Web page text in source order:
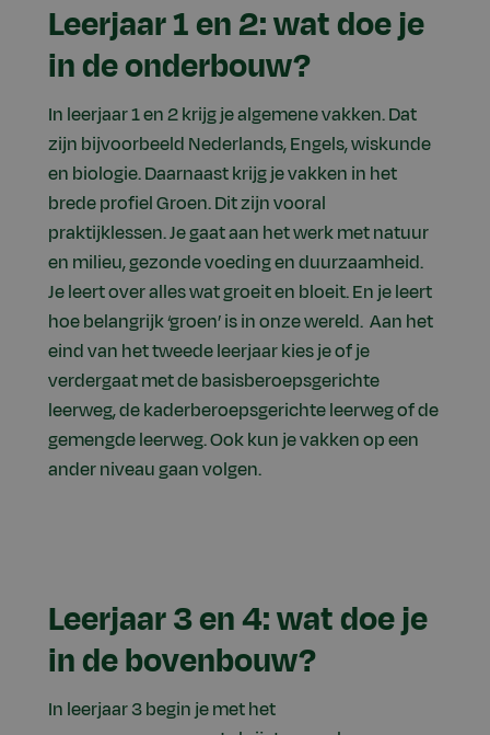
Leerjaar 1 en 2: wat doe je
in de onderbouw?
In leerjaar 1 en 2 krijg je algemene vakken. Dat
zijn bijvoorbeeld Nederlands, Engels, wiskunde
en biologie. Daarnaast krijg je vakken in het
brede profiel Groen. Dit zijn vooral
praktijklessen. Je gaat aan het werk met natuur
en milieu, gezonde voeding en duurzaamheid.
Je leert over alles wat groeit en bloeit. En je leert
hoe belangrijk ‘groen’ is in onze wereld. Aan het
eind van het tweede leerjaar kies je of je
verdergaat met de basisberoepsgerichte
leerweg, de kaderberoepsgerichte leerweg of de
gemengde leerweg. Ook kun je vakken op een
ander niveau gaan volgen.
Leerjaar 3 en 4: wat doe je
in de bovenbouw?
In leerjaar 3 begin je met het